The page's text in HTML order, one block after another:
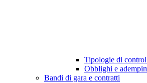
Tipologie di
Obblighi e
Bandi di gara e contratti